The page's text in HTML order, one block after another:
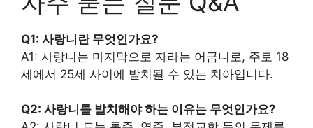
Q1: 사랑니란 무엇인가요?
A1: 사랑니는 마지막으로 자라는 어금니로, 주로 18
세에서 25세 사이에 발치될 수 있는 치아입니다.
Q2: 사랑니를 발치해야 하는 이유는 무엇인가요?